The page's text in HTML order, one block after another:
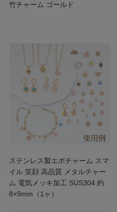
竹チャーム ゴールド
ステンレス製エポチャーム スマ
イル 笑顔 高品質 メタルチャー
ム 電気メッキ加工 SUS304 約
8×9mm（1ヶ）